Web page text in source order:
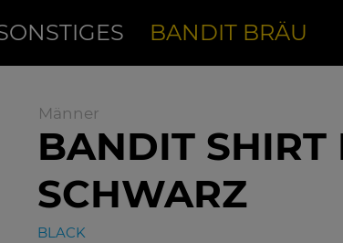
BANDIT BRÄU
Männer
BANDIT SHIRT
SCHWARZ
BLACK